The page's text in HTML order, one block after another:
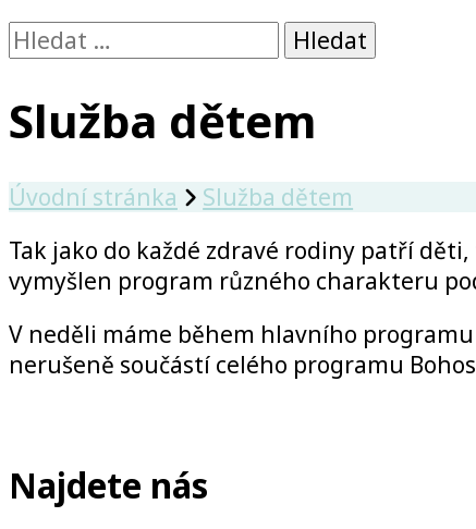
Vyhledávání
Služba dětem
Úvodní stránka
Služba dětem
Tak jako do každé zdravé rodiny patří
vymyšlen program různého charakteru
V neděli máme během hlavního
nerušeně součástí celého programu
Najdete nás